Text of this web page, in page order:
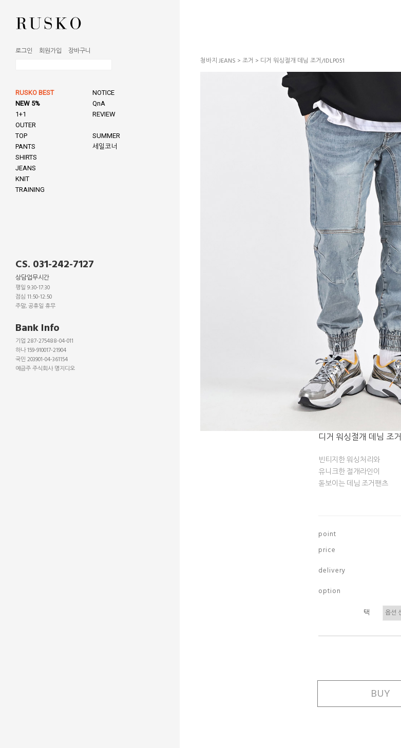
로그인 회원가입 장바구니
RUSKO BEST
NEW 5%
1+1
OUTER
TOP
PANTS
SHIRTS
JEANS
KNIT
TRAINING
NOTICE
QnA
REVIEW
SUMMER
세일코너
CS. 031-242-7127
상담업무시간
평일 9:30-17:30
점심 11:50-12:50
주말, 공휴일 휴무
Bank Info
기업 287-275488-04-011
하나 159-910017-21904
국민 203901-04-361154
예금주 주식회사 명지디오
청바지 JEANS > 조거 > 디거 워싱절개 데님 조거/IDLP051
디거 워싱절개 데님 조거
빈티지한 워싱처리와
유니크한 절개라인이
돋보이는 데님 조거팬츠
p o i n t
p r i c e
d e l i v e r y
o p t i o n
택
BUY